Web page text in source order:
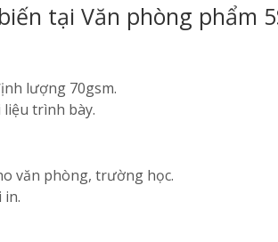
tại Văn phòng phẩm
lượng 70gsm.
trình bày.
văn phòng, trường học.
in.